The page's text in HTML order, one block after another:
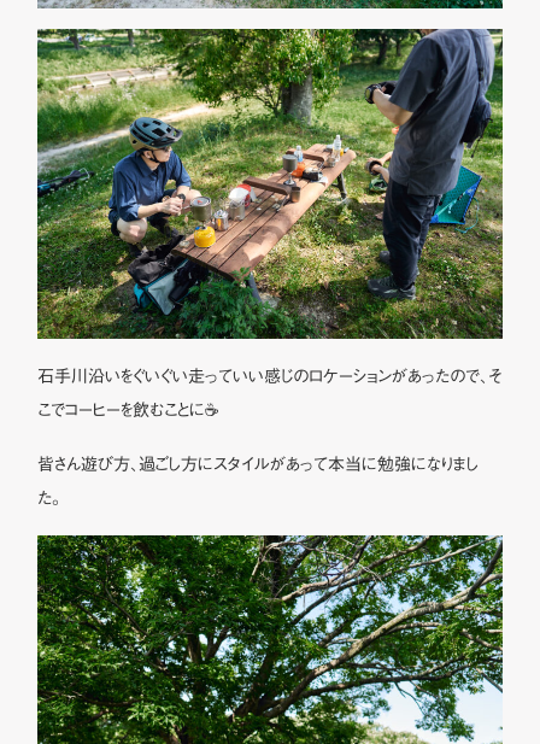
石手川沿いをぐいぐい走っていい感じのロケーションがあったので、そ
こでコーヒーを飲むことに☕️
皆さん遊び方、過ごし方にスタイルがあって本当に勉強になりまし
た。